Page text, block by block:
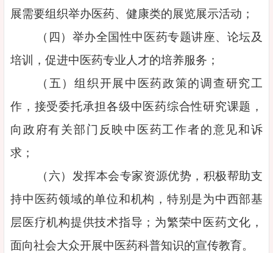
展需要组织举办医药、健康类的展览展示活动；
（四）举办全国性中医药专题讲座、论坛及
培训，促进中医药专业人才的培养服务；
（五）组织开展中医药政策的调查研究工
作，接受委托承担各级中医药综合性研究课题，
向政府有关部门反映中医药工作者的意见和诉
求；
（六）发挥本会专家资源优势，积极帮助支
持中医药领域的单位和机构，特别是为中西部基
层医疗机构提供技术指导；为繁荣中医药文化，
面向社会大众开展中医药科普知识的宣传教育。